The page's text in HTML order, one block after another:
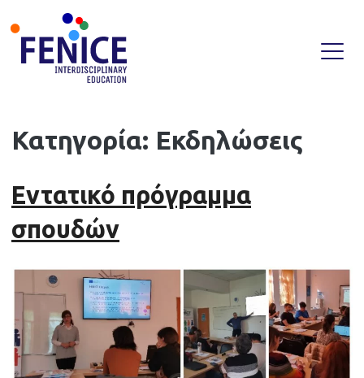
SkipΚατηγορία: Εκδηλώσεις
Εντατικό πρόγραμμα
σπουδών